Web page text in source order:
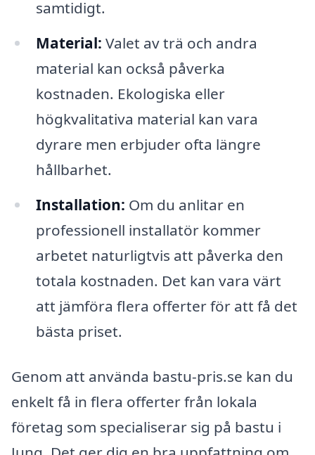
samtidigt.
Material: Valet av trä och andra
material kan också påverka
kostnaden. Ekologiska eller
högkvalitativa material kan vara
dyrare men erbjuder ofta längre
hållbarhet.
Installation: Om du anlitar en
professionell installatör kommer
arbetet naturligtvis att påverka den
totala kostnaden. Det kan vara värt
att jämföra flera offerter för att få det
bästa priset.
Genom att använda bastu-pris.se kan du
enkelt få in flera offerter från lokala
företag som specialiserar sig på bastu i